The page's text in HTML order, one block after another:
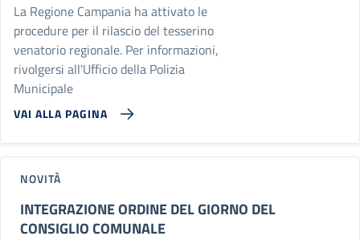
La Regione Campania ha attivato le
procedure per il rilascio del tesserino
venatorio regionale. Per informazioni,
rivolgersi all'Ufficio della Polizia
Municipale
VAI ALLA PAGINA
NOVITÀ
INTEGRAZIONE ORDINE DEL GIORNO DEL
CONSIGLIO COMUNALE